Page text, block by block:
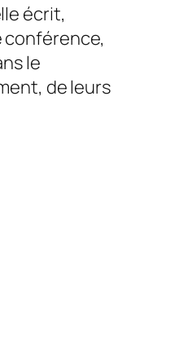
écrit,
conférence,
le
de leurs